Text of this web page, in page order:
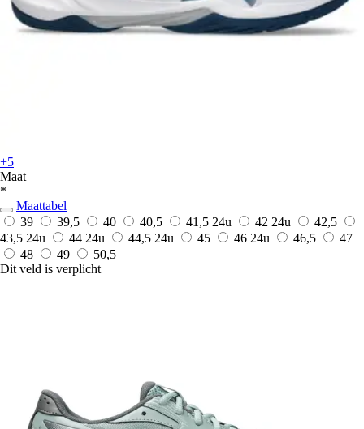
+5
Maat
*
Maattabel
39
39,5 40 40,5 41,5 24u 42 24u
42,5
43,5 24u 44 24u 44,5 24u 45 46 24u 46,5
47
48
49
50,5
Dit veld is verplicht